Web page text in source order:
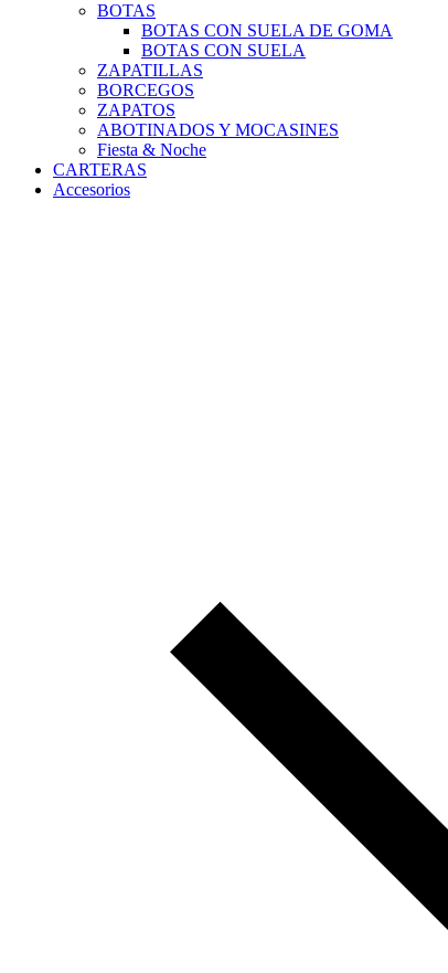
BOTAS
BOTAS CON SUELA DE GOMA
BOTAS CON SUELA
ZAPATILLAS
BORCEGOS
ZAPATOS
ABOTINADOS Y MOCASINES
Fiesta & Noche
CARTERAS
Accesorios